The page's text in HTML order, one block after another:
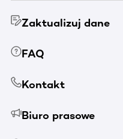
Zaktualizuj dane
FAQ
Kontakt
Biuro prasowe